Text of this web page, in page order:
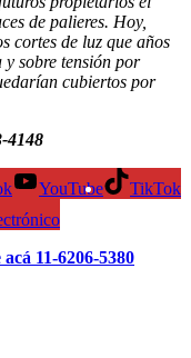
de palieres. Hoy,
cortes de luz que años
y sobre tensión por
cubiertos por
4148
YouTube
TikTok
11-6206-5380